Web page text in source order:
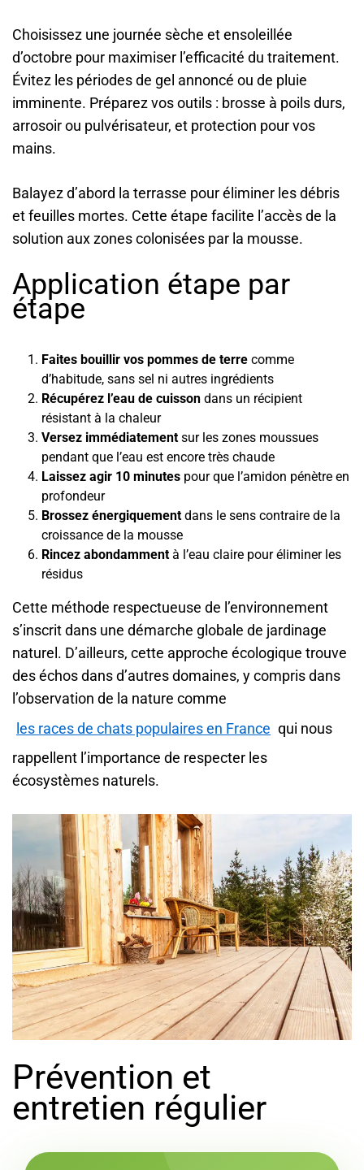
Choisissez une journée sèche et ensoleillée
d’octobre pour maximiser l’efficacité du traitement.
Évitez les périodes de gel annoncé ou de pluie
imminente. Préparez vos outils : brosse à poils durs,
arrosoir ou pulvérisateur, et protection pour vos
mains.
Balayez d’abord la terrasse pour éliminer les débris
et feuilles mortes. Cette étape facilite l’accès de la
solution aux zones colonisées par la mousse.
Application étape par
étape
Faites bouillir vos pommes de terre comme
d’habitude, sans sel ni autres ingrédients
Récupérez l’eau de cuisson dans un récipient
résistant à la chaleur
Versez immédiatement sur les zones moussues
pendant que l’eau est encore très chaude
Laissez agir 10 minutes pour que l’amidon pénètre en
profondeur
Brossez énergiquement dans le sens contraire de la
croissance de la mousse
Rincez abondamment à l’eau claire pour éliminer les
résidus
Cette méthode respectueuse de l’environnement
s’inscrit dans une démarche globale de jardinage
naturel. D’ailleurs, cette approche écologique trouve
des échos dans d’autres domaines, y compris dans
l’observation de la nature comme
les races de chats populaires en France qui nous
rappellent l’importance de respecter les
écosystèmes naturels.
Prévention et
entretien régulier